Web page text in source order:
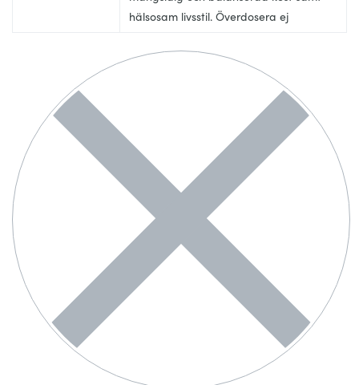
hälsosam livsstil. Överdosera ej